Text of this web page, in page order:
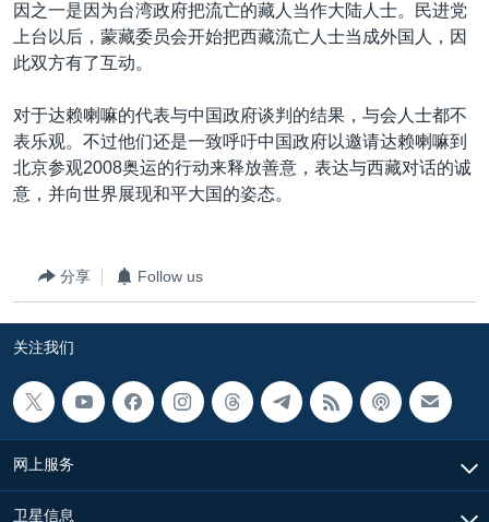
因之一是因为台湾政府把流亡的藏人当作大陆人士。民进党
上台以后，蒙藏委员会开始把西藏流亡人士当成外国人，因
此双方有了互动。
对于达赖喇嘛的代表与中国政府谈判的结果，与会人士都不
表乐观。不过他们还是一致呼吁中国政府以邀请达赖喇嘛到
北京参观2008奥运的行动来释放善意，表达与西藏对话的诚
意，并向世界展现和平大国的姿态。
分享 Follow us
关注我们
网上服务
卫星信息